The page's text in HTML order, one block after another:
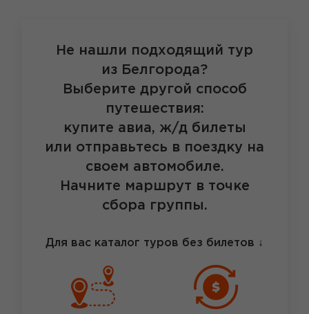
Не нашли подходящий тур
из Белгорода?
Выберите другой способ
путешествия:
купите авиа, ж/д билеты
или отправьтесь в поездку на
своем автомобиле.
Начните маршрут в точке
сбора группы.
Для вас каталог туров без билетов ↓